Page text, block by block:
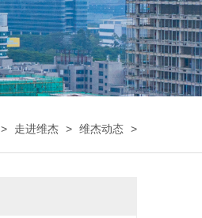
> 走进维杰 > 维杰动态 >